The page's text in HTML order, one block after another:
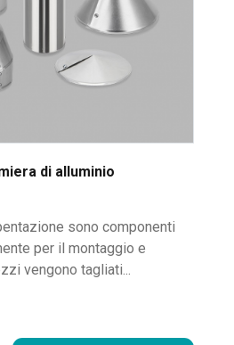
di alluminio
sono componenti
per il montaggio e
vengono tagliati...